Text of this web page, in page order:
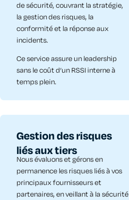
de sécurité, couvrant la stratégie,
la gestion des risques, la
conformité et la réponse aux
incidents.
Ce service assure un leadership
sans le coût d’un RSSI interne à
temps plein.
Gestion des risques
liés aux tiers
Nous évaluons et gérons en
permanence les risques liés à vos
principaux fournisseurs et
partenaires, en veillant à la sécurité